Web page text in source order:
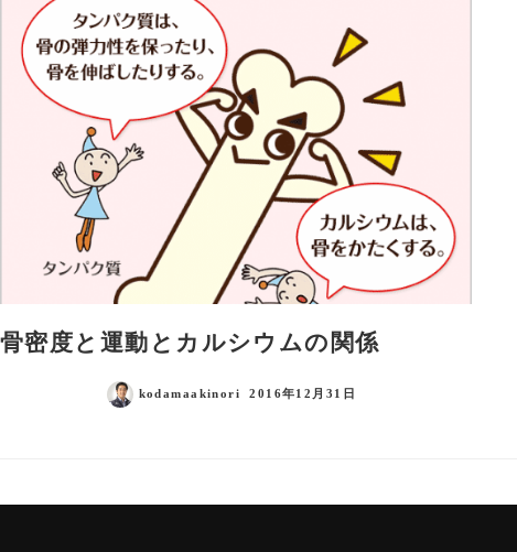
骨密度と運動とカルシウムの関係
kodamaakinori 2016年12月31日